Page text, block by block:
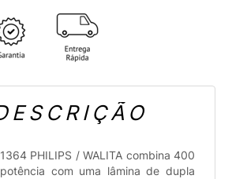
PHILIPS / WALITA combina 400
com uma lâmina de dupla